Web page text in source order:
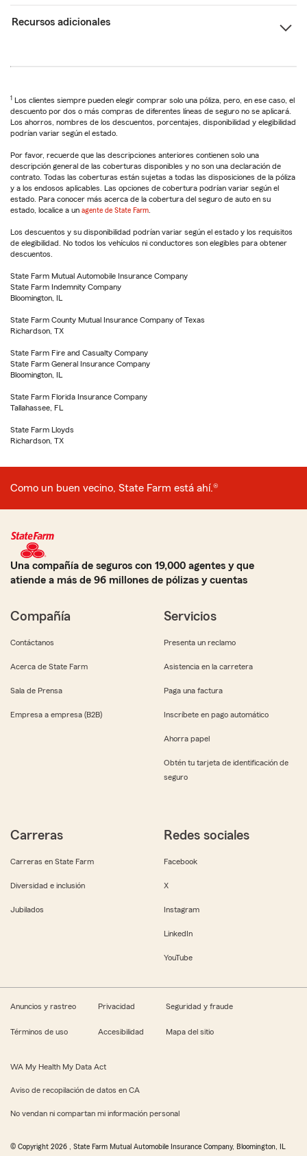
Recursos adicionales
1 Los clientes siempre pueden elegir comprar solo una póliza, pero, en ese caso, el
descuento por dos o más compras de diferentes líneas de seguro no se aplicará.
Los ahorros, nombres de los descuentos, porcentajes, disponibilidad y elegibilidad
podrían variar según el estado.
Por favor, recuerde que las descripciones anteriores contienen solo una
descripción general de las coberturas disponibles y no son una declaración de
contrato. Todas las coberturas están sujetas a todas las disposiciones de la póliza
y a los endosos aplicables. Las opciones de cobertura podrían variar según el
estado. Para conocer más acerca de la cobertura del seguro de auto en su
estado, localice a un agente de State Farm
Los descuentos y su disponibilidad podrían variar según el estado y los requisitos
de elegibilidad. No todos los vehículos ni conductores son elegibles para obtener
descuentos.
State Farm Mutual Automobile Insurance Company
State Farm Indemnity Company
Bloomington, IL
State Farm County Mutual Insurance Company of Texas
Richardson, TX
State Farm Fire and Casualty Company
State Farm General Insurance Company
Bloomington, IL
State Farm Florida Insurance Company
Tallahassee, FL
State Farm Lloyds
Richardson, TX
Como un buen vecino, State Farm está ahí.®
Una compañía de seguros con 19,000 agentes y que
atiende a más de 96 millones de pólizas y cuentas
Compañía
Contáctanos
Acerca de State Farm
Sala de Prensa
Empresa a empresa (B2B)
Servicios
Presenta un reclamo
Asistencia en la carretera
Paga una factura
Inscríbete en pago automático
Ahorra papel
Obtén tu tarjeta de identificación de
seguro
Carreras
Carreras en State Farm
Diversidad e inclusión
Jubilados
Redes sociales
Facebook
X
Instagram
LinkedIn
YouTube
Anuncios y rastreo Privacidad Seguridad y fraude
Términos de uso Accesibilidad Mapa del sitio
WA My Health My Data Act
Aviso de recopilación de datos en CA
No vendan ni compartan mi información personal
© Copyright 2026 , State Farm Mutual Automobile Insurance Company, Bloomington, IL